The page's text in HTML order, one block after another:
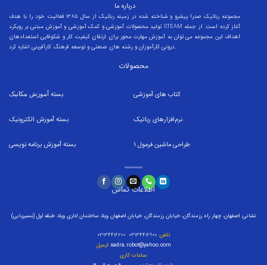
درباره ما
مجموعه رباتیک صدرا پیشرو و شناخته شده در زمینه رباتیک از سال 1385 فعالیت خود را با هدف
تولید محصولات آموزشی و کمک آموزشی و آموزش مبتنی بر رویکرد STEAM آغاز کرده است. از جمله
اهداف این مجموعه می توان به آموزش مهارت محور برای ارتقای کیفیت کار و شکوفایی استعدادهای
درونی کارآموزان و رشته های صنعتی و توسعه فرهنگ کارآفرینی اشاره کرد.
محصولات
بسته آموزش مکانیک
بستهآموزش الکترونیک
بستهآموزش برنامه نویسی
کتاب های آموزشی
نرم‌افزارهای رباتیک
طراحی ماشین فرمول
اطلاعات تماس
نشانی: اصفهان، چهار راه رزمندگان، خیابان رزمندگان، خیابان اصفهان ویلا، ساختمان اداری ویلا، طبقه اول (مسیریابی)
تلفن:
ایمیل: sadra.robot@yahoo.com
ساعات کاری: